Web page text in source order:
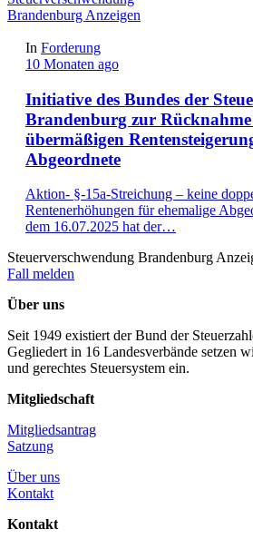
Brandenburg Anzeigen
In Forderung
10 Monaten ago
Initiative des Bundes der
Brandenburg zur
übermäßigen
Abgeordnete
Aktion- §-15a-Streichung – keine
Rentenerhöhungen für ehemalige
dem 16.07.2025 hat der…
Steuerverschwendung Brandenburg
Fall melden
Über uns
Seit 1949 existiert der Bund der
Gegliedert in 16 Landesverbände setzen
und gerechtes Steuersystem ein.
Mitgliedschaft
Mitgliedsantrag
Satzung
Über uns
Kontakt
Kontakt